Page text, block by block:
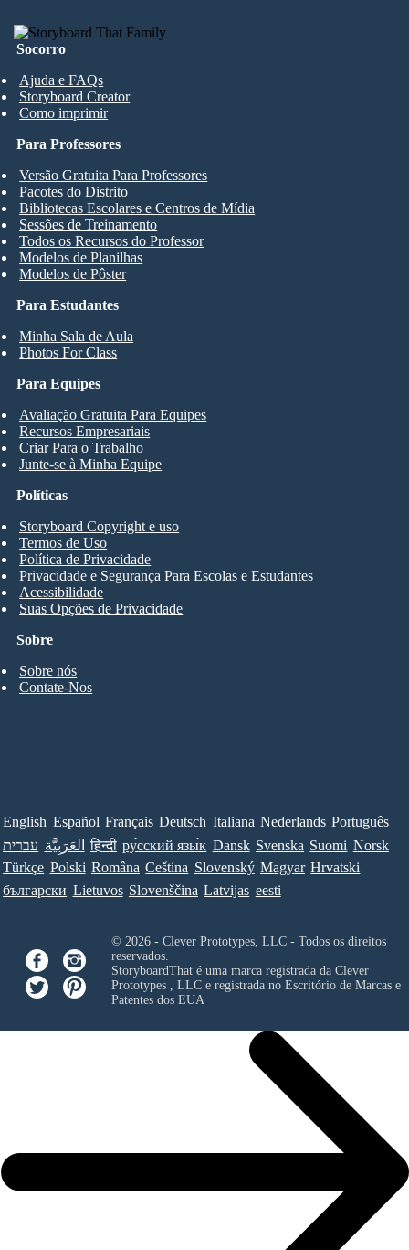
Socorro
Ajuda e FAQs
Storyboard Creator
Como imprimir
Para Estudantes
Minha Sala de Aula
Photos For Class
Para Professores
Versão Gratuita Para Professores
Pacotes do Distrito
Bibliotecas Escolares e Centros de Mídia
Sessões de Treinamento
Todos os Recursos do Professor
Modelos de Planilhas
Modelos de Pôster
Para Equipes
Avaliação Gratuita Para Equipes
Recursos Empresariais
Criar Para o Trabalho
Junte-se à Minha Equipe
Sobre
Sobre nós
Contate-Nos
Políticas
Storyboard Copyright e uso
Termos de Uso
Política de Privacidade
Privacidade e Segurança Para Escolas e Estudantes
Acessibilidade
Suas Opções de Privacidade
English Español Français Deutsch Italiana Nederlands Português
עברית العَرَبِيَّة हिन्दी ру́сский язы́к Dansk Svenska Suomi Norsk
Türkçe Polski Româna Ceština Slovenský Magyar Hrvatski
български Lietuvos Slovenščina Latvijas eesti
© 2026 - Clever Prototypes, LLC - Todos os direitos
reservados.
StoryboardThat é uma marca registrada da Clever
Prototypes , LLCe registrada no Escritório de Marcas e
Patentes dos EUA